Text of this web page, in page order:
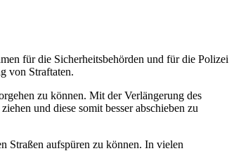
für die Sicherheitsbehörden und für die Polizei
von Straftaten.
zu können. Mit der Verlängerung des
und diese somit besser abschieben zu
Straßen aufspüren zu können. In vielen